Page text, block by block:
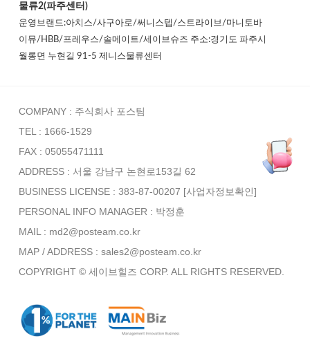
물류2(파주센터)
운영브랜드:아치스/사구아로/써니스텝/스트라이브/마니토바
이뮤/HBB/프레우스/솔메이트/세이브슈즈 주소:경기도 파주시
월롱면 누현길 91-5 제니스물류센터
COMPANY : 주식회사 포스팀
TEL : 1666-1529
FAX : 05055471111
ADDRESS : 서울 강남구 논현로153길 62
BUSINESS LICENSE : 383-87-00207 [사업자정보확인]
PERSONAL INFO MANAGER : 박정훈
MAIL : md2@posteam.co.kr
MAP / ADDRESS : sales2@posteam.co.kr
COPYRIGHT © 세이브힐즈 CORP. ALL RIGHTS RESERVED.